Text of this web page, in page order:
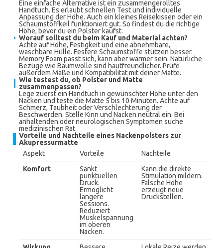
Eine einfache Alternative ist ein zusammengerolltes
Handtuch. Es erlaubt schnellen Test und individuelle
Anpassung der Höhe. Auch ein kleines Reisekissen oder ein
Schaumstoffkeil funktioniert gut. So findest du die richtige
Höhe, bevor du ein Polster kaufst.
Worauf solltest du beim Kauf und Material achten?
Achte auf Höhe, Festigkeit und eine abnehmbare,
waschbare Hülle. Festere Schaumstoffe stützen besser.
Memory Foam passt sich, kann aber wärmer sein. Natürliche
Bezüge wie Baumwolle sind hautfreundlicher. Prüfe
außerdem Maße und Kompatibilität mit deiner Matte.
Wie testest du, ob Polster und Matte
zusammenpassen?
Lege zuerst ein Handtuch in gewünschter Höhe unter den
Nacken und teste die Matte 5 bis 10 Minuten. Achte auf
Schmerz, Taubheit oder Verschlechterung der
Beschwerden. Stelle Kinn und Nacken neutral ein. Bei
anhaltenden oder neurologischen Symptomen suche
medizinischen Rat.
Vorteile und Nachteile eines Nackenpolsters zur
Akupressurmatte
Aspekt
Vorteile
Nachteile
Komfort
Sänkt
punktuellen
Druck.
Ermöglicht
längere
Sessions.
Reduziert
Muskelspannung
im oberen
Nacken.
Kann die direkte
Stimulation mildern.
Falsche Höhe
erzeugt neue
Druckstellen.